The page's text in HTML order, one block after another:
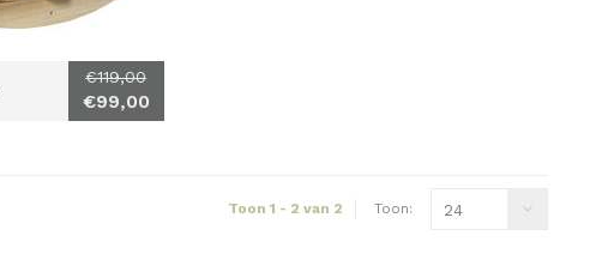
€119,00
€99,00
Toon 1 - 2 van 2 Toon: 24